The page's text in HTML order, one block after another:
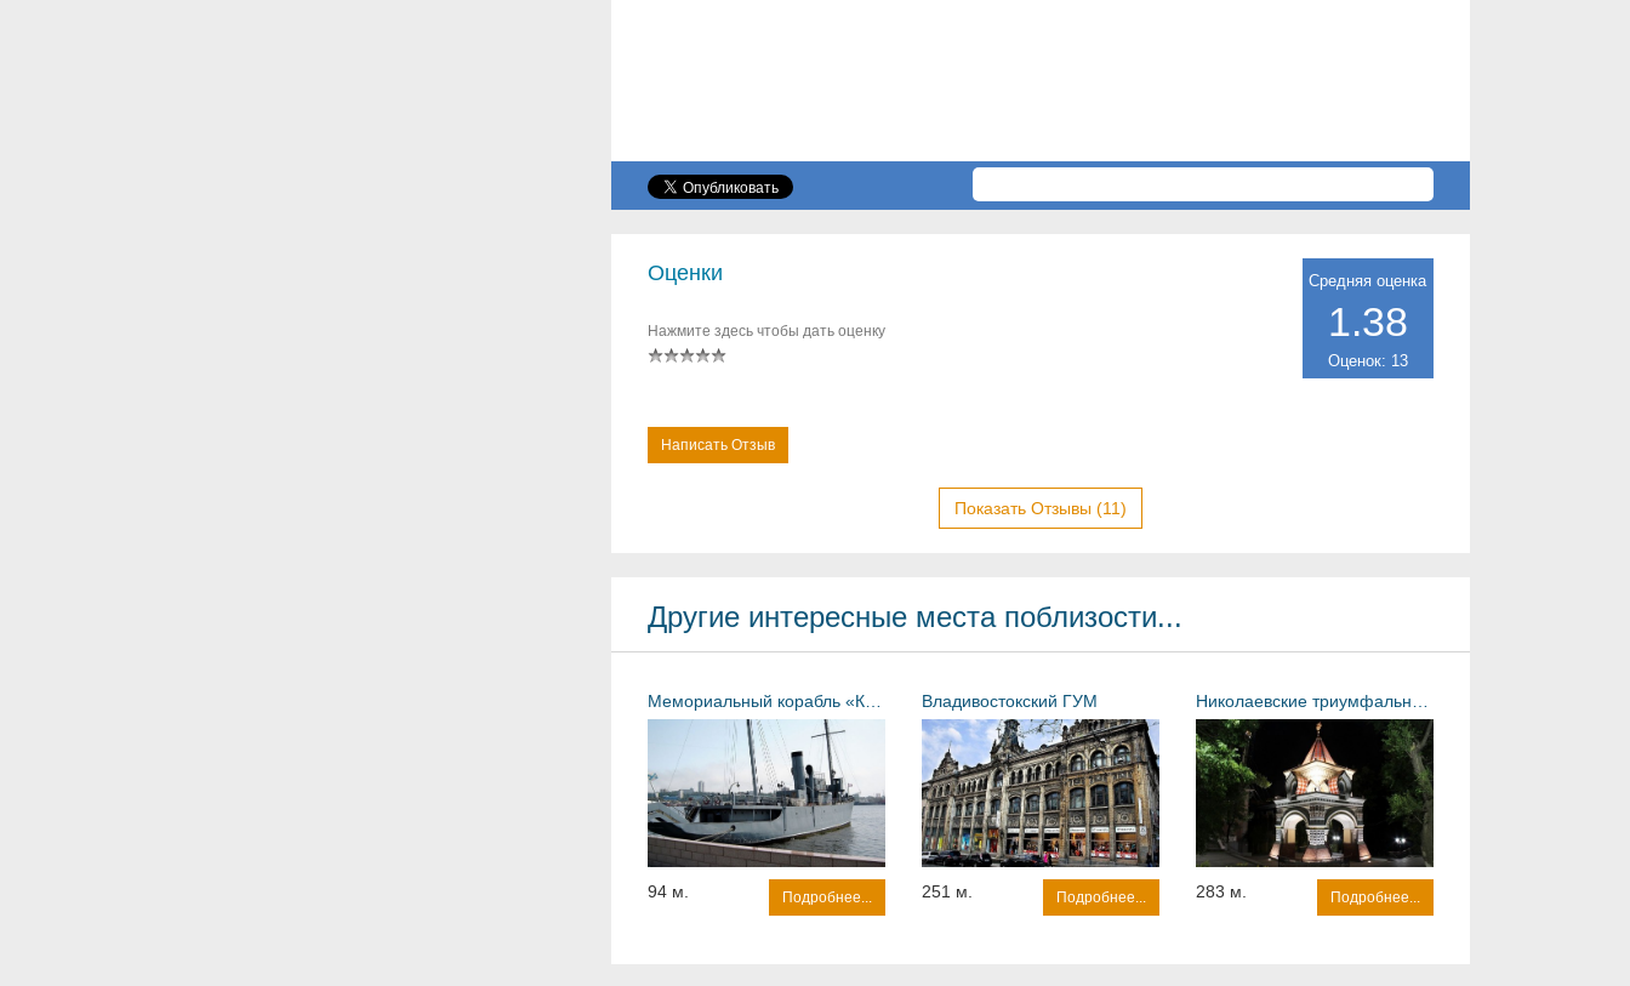
Средняя оценка
1.38
Оценок: 13
Оценки
Нажмите здесь чтобы дать оценку
Написать Отзыв
Показать Отзывы (11)
Другие интересные места поблизости...
Мемориальный корабль «Красный вымпел»
94 м. Подробнее...
Владивостокский ГУМ
251 м. Подробнее... 283 м. Подробнее...